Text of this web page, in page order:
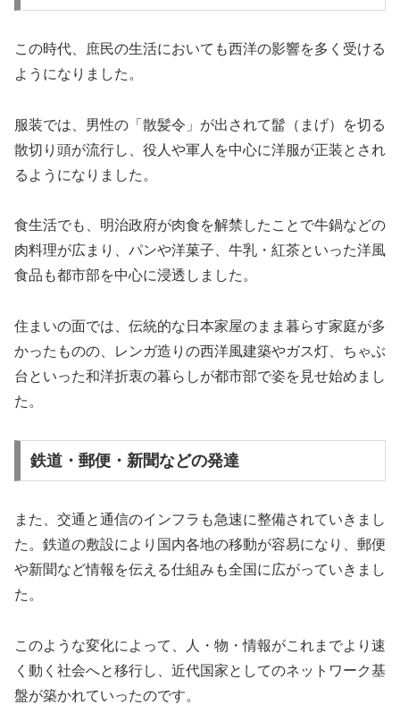
この時代、庶民の生活においても西洋の影響を多く受ける
ようになりました。
服装では、男性の「散髪令」が出されて髷（まげ）を切る
散切り頭が流行し、役人や軍人を中心に洋服が正装とされ
るようになりました。
食生活でも、明治政府が肉食を解禁したことで牛鍋などの
肉料理が広まり、パンや洋菓子、牛乳・紅茶といった洋風
食品も都市部を中心に浸透しました。
住まいの面では、伝統的な日本家屋のまま暮らす家庭が多
かったものの、レンガ造りの西洋風建築やガス灯、ちゃぶ
台といった和洋折衷の暮らしが都市部で姿を見せ始めまし
た。
鉄道・郵便・新聞などの発達
また、交通と通信のインフラも急速に整備されていきまし
た。鉄道の敷設により国内各地の移動が容易になり、郵便
や新聞など情報を伝える仕組みも全国に広がっていきまし
た。
このような変化によって、人・物・情報がこれまでより速
く動く社会へと移行し、近代国家としてのネットワーク基
盤が築かれていったのです。